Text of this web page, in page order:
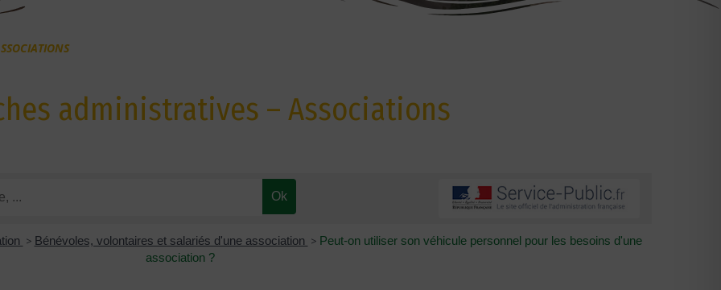
administratives – Associations
> Bénévoles, volontaires et salariés d'une association > Peut-on utiliser son véhicule personnel pour les besoins d'une
association ?